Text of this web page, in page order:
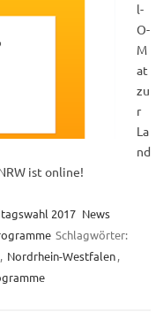
l-
O-
M
at
zu
r
La
nd
ist online!
2017 News
Schlagwörter:
, Nordrhein-Westfalen,